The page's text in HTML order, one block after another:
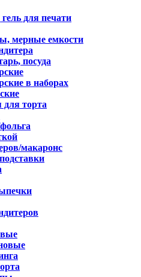
для печати
мерные емкости
посуда
в наборах
торта
макаронс